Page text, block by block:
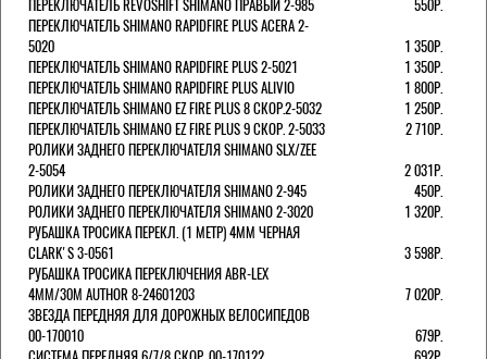
ПЕРЕКЛЮЧАТЕЛЬ REVOSHIFT SHIMANO ПРАВЫЙ 2-985
550Р.
ПЕРЕКЛЮЧАТЕЛЬ SHIMANO RAPIDFIRE PLUS ACERA 2-
5020
1 350Р.
ПЕРЕКЛЮЧАТЕЛЬ SHIMANO RAPIDFIRE PLUS 2-5021
1 350Р.
ПЕРЕКЛЮЧАТЕЛЬ SHIMANO RAPIDFIRE PLUS ALIVIO
1 800Р.
ПЕРЕКЛЮЧАТЕЛЬ SHIMANO EZ FIRE PLUS 8 СКОР.2-5032
1 250Р.
ПЕРЕКЛЮЧАТЕЛЬ SHIMANO EZ FIRE PLUS 9 СКОР. 2-5033
2 710Р.
РОЛИКИ ЗАДНЕГО ПЕРЕКЛЮЧАТЕЛЯ SHIMANO SLX/ZEE
2-5054
2 031Р.
РОЛИКИ ЗАДНЕГО ПЕРЕКЛЮЧАТЕЛЯ SHIMANO 2-945
450Р.
РОЛИКИ ЗАДНЕГО ПЕРЕКЛЮЧАТЕЛЯ SHIMANO 2-3020
1 320Р.
РУБАШКА ТРОСИКА ПЕРЕКЛ. (1 МЕТР) 4ММ ЧЕРНАЯ
СLARK'S 3-0561
3 598Р.
РУБАШКА ТРОСИКА ПЕРЕКЛЮЧЕНИЯ ABR-LEX
4MM/30M AUTHOR 8-24601203
7 020Р.
ЗВЕЗДА ПЕРЕДНЯЯ ДЛЯ ДОРОЖНЫХ ВЕЛОСИПЕДОВ
00-170010
679Р.